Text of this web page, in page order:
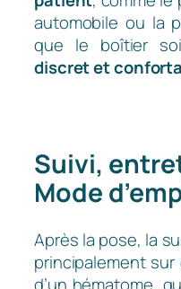
automobile ou la
que le boîtier
discret et
Suivi,
Mode
Après la pose, la
principalement sur
d’un hématome,